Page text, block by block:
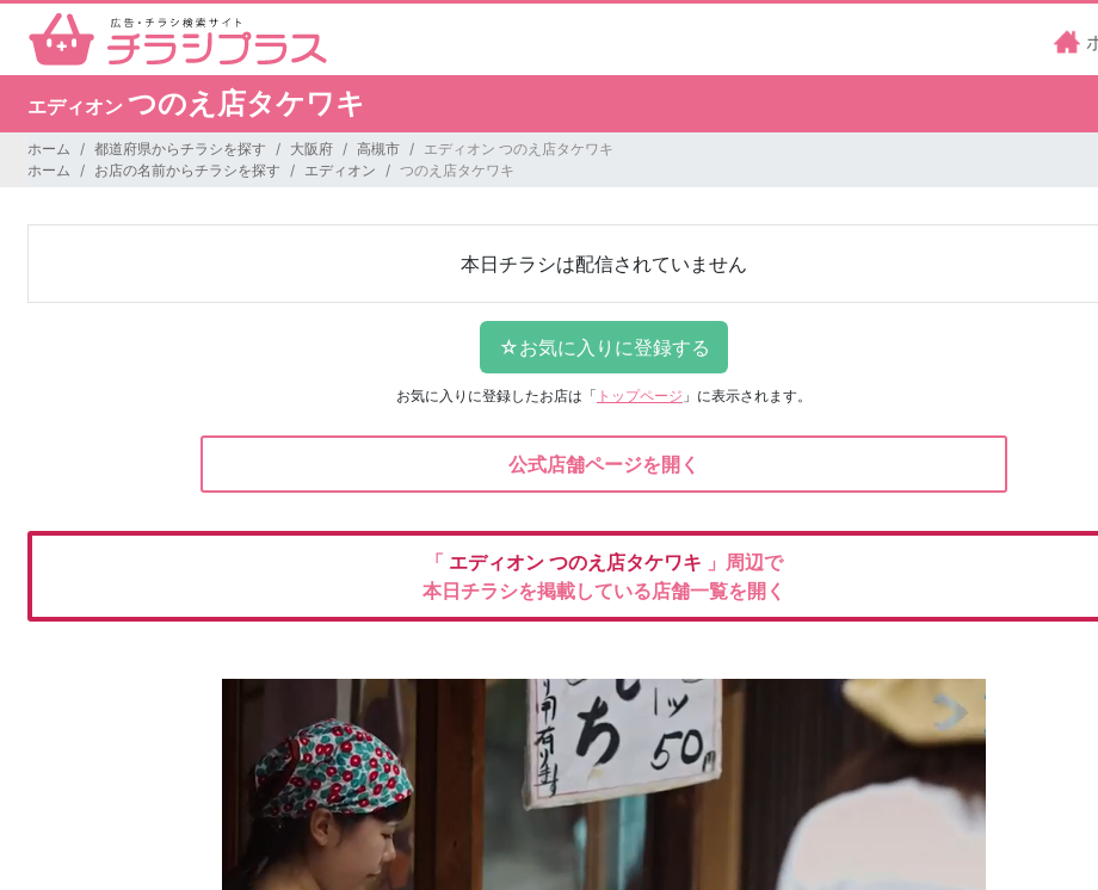
エディオン つのえ店タケワキ
ホーム 都道府県からチラシを探す 大阪府 高槻市
エディオン つのえ店タケワキ
ホーム
お店の名前からチラシを探す エディオン つのえ店タケワキ
本日チラシは配信されていません
お気に入りに登録したお店は 「 トップページ 」に表示されます。
公式店舗ページを開く
「 エディオン つのえ店タケワキ 」周辺で
本日チラシを掲載している店舗一覧を開く